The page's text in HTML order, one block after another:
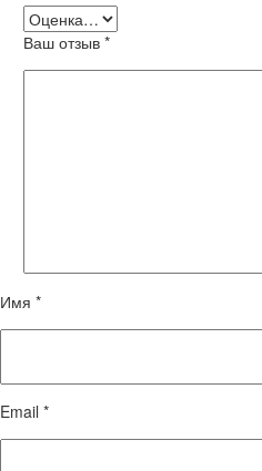
Ваш отзыв *
Имя *
Email *